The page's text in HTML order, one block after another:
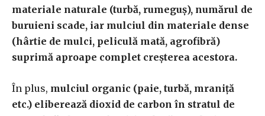
materiale naturale (turbă, rumeguș), numărul de
buruieni scade, iar mulciul din materiale dense
(hârtie de mulci, peliculă mată, agrofibră)
suprimă aproape complet creșterea acestora.
În plus, mulciul organic (paie, turbă, mraniță
etc.) eliberează dioxid de carbon în stratul de